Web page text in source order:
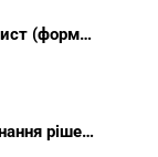
Опис вкладення у цінний лист (форма 107) + інструкція відправлення цінного листа з описом вкладення
Заява про примусове виконання рішення (зразок, шаблон 2025 року)